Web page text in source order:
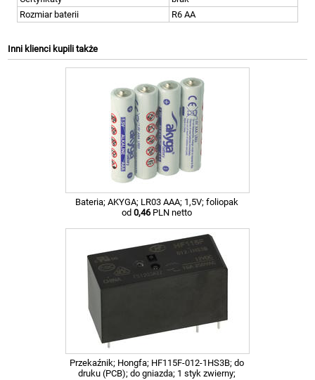
Rozmiar baterii
R6 AA
Inni klienci kupili także
Bateria; AKYGA; LR03 AAA; 1,5V; foliopak
od 0,46PLN netto
Przekaźnik; Hongfa; HF115F-012-1HS3B; do
druku (PCB); do gniazda; 1 styk zwierny;